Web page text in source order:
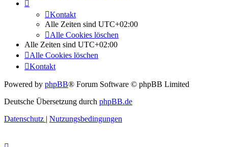
Kontakt
Alle Zeiten sind UTC+02:00
Alle Cookies löschen
Alle Zeiten sind UTC+02:00
Alle Cookies löschen
Kontakt
Powered by phpBB® Forum Software © phpBB Limited
Deutsche Übersetzung durch phpBB.de
Datenschutz | Nutzungsbedingungen